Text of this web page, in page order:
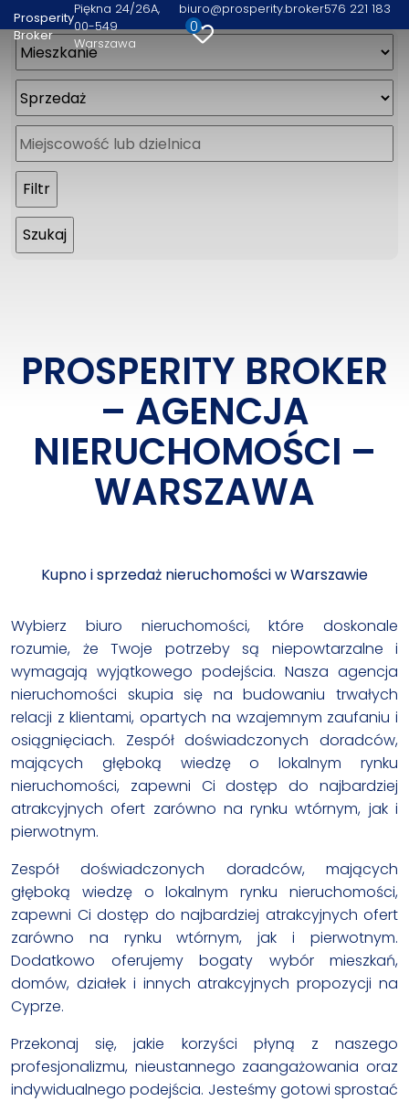
Prosperity
Broker
Piękna 24/26A
00-549
Warszawa
biuro@prosperity.broker576 221 183
0
PROSPERITY BROKER
– AGENCJA
NIERUCHOMOŚCI –
WARSZAWA
Kupno i sprzedaż nieruchomości w Warszawie
Wybierz biuro nieruchomości, które doskonale
rozumie, że Twoje potrzeby są niepowtarzalne i
wymagają wyjątkowego podejścia. Nasza agencja
nieruchomości skupia się na budowaniu trwałych
relacji z klientami, opartych na wzajemnym zaufaniu i
osiągnięciach. Zespół doświadczonych doradców,
mających głęboką wiedzę o lokalnym rynku
nieruchomości, zapewni Ci dostęp do najbardziej
atrakcyjnych ofert zarówno na rynku wtórnym, jak i
pierwotnym.
Zespół doświadczonych doradców, mających
głęboką wiedzę o lokalnym rynku nieruchomości,
zapewni Ci dostęp do najbardziej atrakcyjnych ofert
zarówno na rynku wtórnym, jak i pierwotnym.
Dodatkowo oferujemy bogaty wybór mieszkań,
domów, działek i innych atrakcyjnych propozycji na
Cyprze.
Przekonaj się, jakie korzyści płyną z naszego
profesjonalizmu, nieustannego zaangażowania oraz
indywidualnego podejścia. Jesteśmy gotowi sprostać